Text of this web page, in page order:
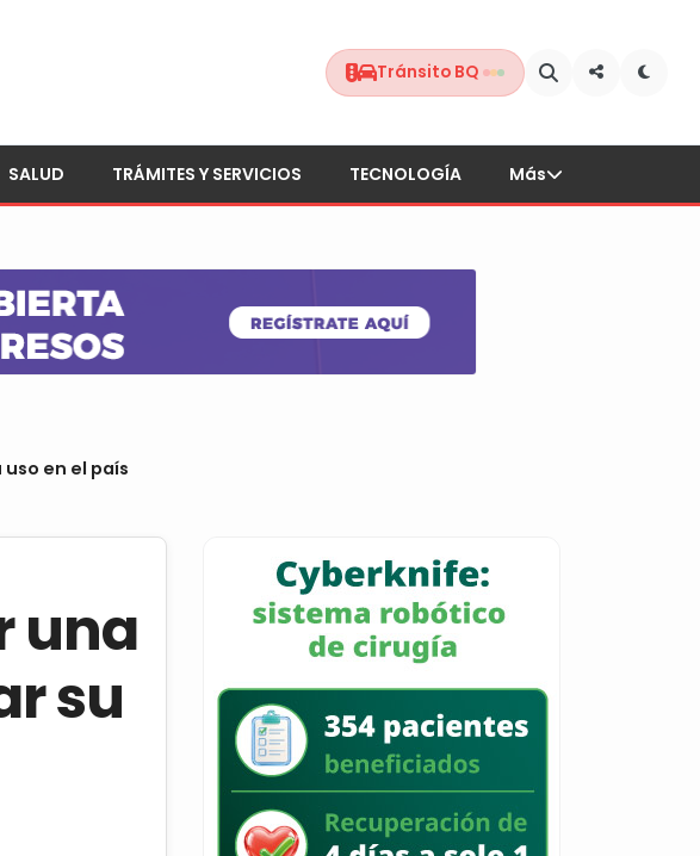
Tránsito BQ
SALUD TRÁMITES Y SERVICIOS TECNOLOGÍA Más
en el país
una
su